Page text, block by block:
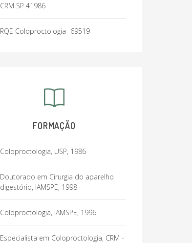
CRM SP 41986
RQE Coloproctologia- 69519
FORMAÇÃO
Coloproctologia, USP, 1986
Doutorado em Cirurgia do aparelho
digestório, IAMSPE, 1998
Coloproctologia, IAMSPE, 1996
Especialista em Coloproctologia, CRM -